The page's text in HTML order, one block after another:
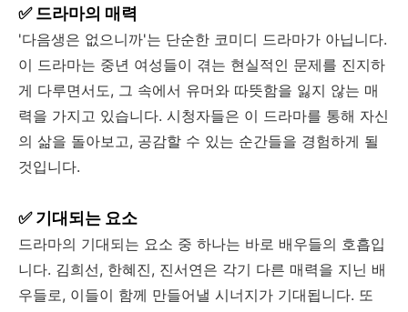
✅ 드라마의 매력
'다음생은 없으니까'는 단순한 코미디 드라마가 아닙니다.
이 드라마는 중년 여성들이 겪는 현실적인 문제를 진지하
게 다루면서도, 그 속에서 유머와 따뜻함을 잃지 않는 매
력을 가지고 있습니다. 시청자들은 이 드라마를 통해 자신
의 삶을 돌아보고, 공감할 수 있는 순간들을 경험하게 될
것입니다.
✅ 기대되는 요소
드라마의 기대되는 요소 중 하나는 바로 배우들의 호흡입
니다. 김희선, 한혜진, 진서연은 각기 다른 매력을 지닌 배
우들로, 이들이 함께 만들어낼 시너지가 기대됩니다. 또